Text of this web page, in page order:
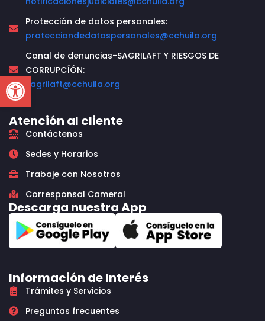
Open toolbar
Protección de datos personales:
protecciondedatospersonales@cchuila.org
Canal de denuncias-SAGRILAFT Y RIESGOS DE
CORRUPCÍÓN:
sagrilaft@cchuila.org
Atención al cliente
Contáctenos
Sedes y Horarios
Trabaje con Nosotros
Corresponsal Cameral
Descarga nuestra App
Información de Interés
Trámites y Servicios
Preguntas frecuentes